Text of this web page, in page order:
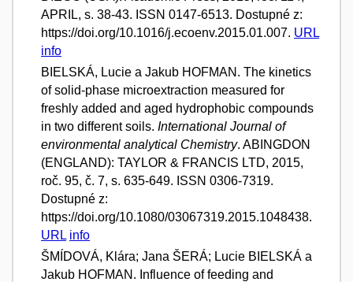
APRIL, s. 38-43. ISSN 0147-6513. Dostupné z:
https://doi.org/10.1016/j.ecoenv.2015.01.007. URL
info
BIELSKÁ, Lucie a Jakub HOFMAN. The kinetics
of solid-phase microextraction measured for
freshly added and aged hydrophobic compounds
in two different soils. International Journal of
environmental analytical Chemistry. ABINGDON
(ENGLAND): TAYLOR & FRANCIS LTD, 2015,
roč. 95, č. 7, s. 635-649. ISSN 0306-7319.
Dostupné z:
https://doi.org/10.1080/03067319.2015.1048438.
URL info
ŠMÍDOVÁ, Klára; Jana ŠERÁ; Lucie BIELSKÁ a
Jakub HOFMAN. Influence of feeding and